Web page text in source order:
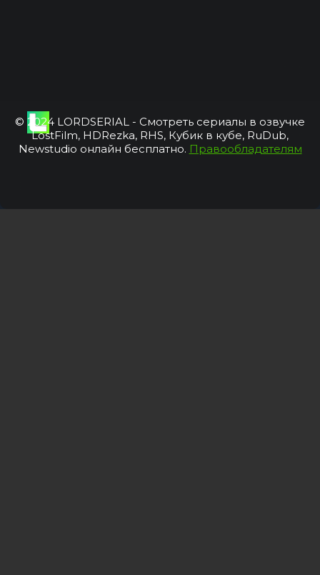
© 2024 LORDSERIAL - Смотреть сериалы в озвучке
LostFilm, HDRezka, RHS, Кубик в кубе, RuDub,
Newstudio онлайн бесплатно. Правообладателям